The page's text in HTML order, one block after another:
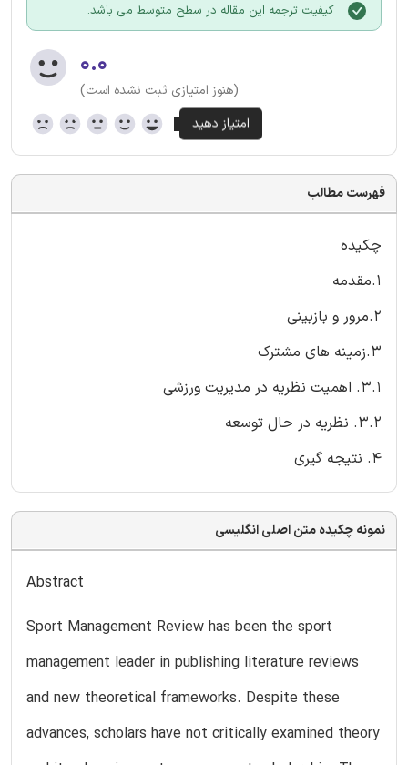
کیفیت ترجمه این مقاله در سطح متوسط می باشد.
۰.۰
(هنوز امتیازی ثبت نشده است)
فهرست مطالب
چکیده
1.مقدمه
2.مرور و بازبینی
3.زمینه های مشترک
3.1. اهمیت نظریه در مدیریت ورزشی
3.2. نظریه در حال توسعه
4. نتیجه گیری
نمونه چکیده متن اصلی انگلیسی
Abstract
Sport Management Review has been the sport
management leader in publishing literature reviews
and new theoretical frameworks. Despite these
advances, scholars have not critically examined theory